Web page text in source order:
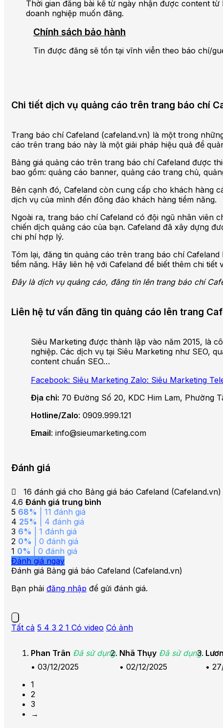
Thời gian đăng bài kể từ ngày nhận được content
doanh nghiệp muốn đăng.
Chính sách bảo hành
Tin được đăng sẽ tồn tại vĩnh viễn theo báo chí/
Chi tiết dịch vụ quảng cáo trên trang báo chí
Trang báo chí Cafeland (cafeland.vn) là một trong
cáo trên trang báo này là một giải pháp hiệu quả để
Bảng giá quảng cáo trên trang báo chí Cafeland được
bao gồm: quảng cáo banner, quảng cáo trang chủ,
Bên cạnh đó, Cafeland còn cung cấp cho khách hàng
dịch vụ của mình đến đông đảo khách hàng tiềm năng.
Ngoài ra, trang báo chí Cafeland có đội ngũ nhân viên
chiến dịch quảng cáo của bạn. Cafeland đã xây dựng
chi phí hợp lý.
Tóm lại, đăng tin quảng cáo trên trang báo chí
tiềm năng. Hãy liên hệ với Cafeland để biết thêm chi
Đây là dịch vụ quảng cáo, đăng tin lên trang báo chí
Liên hệ tư vấn đăng tin quảng cáo lên trang
Siêu Marketing được thành lập vào năm 2015, là
nghiệp. Các dịch vụ tại Siêu Marketing như SEO,
content chuẩn SEO…
Facebook: Siêu Marketing Zalo: Siêu Marketing
Địa chỉ: 70 Đường Số 20, KDC Him Lam, Phường
Hotline/Zalo: 0909.999.121
Email: info@sieumarketing.com
Đánh giá
16 đánh giá cho Bảng giá báo Cafeland (Cafeland.vn)
4.6 Đánh giá trung bình
5 68% | 11 đánh giá
4 25% | 4 đánh giá
3 6% | 1 đánh giá
2 0% | 0 đánh giá
1 0% | 0 đánh giá
Đánh giá ngay
Đánh giá Bảng giá báo Cafeland (Cafeland.vn)
Bạn phải đăng nhập để gửi đánh giá.
Tất cả 5 4 3 2 1 Có video Có ảnh
Phan Trân Đã sử dụng
• 03/12/2025
Nhã Thụy Đã sử dụng
• 02/12/2025
•
1
2
3
→